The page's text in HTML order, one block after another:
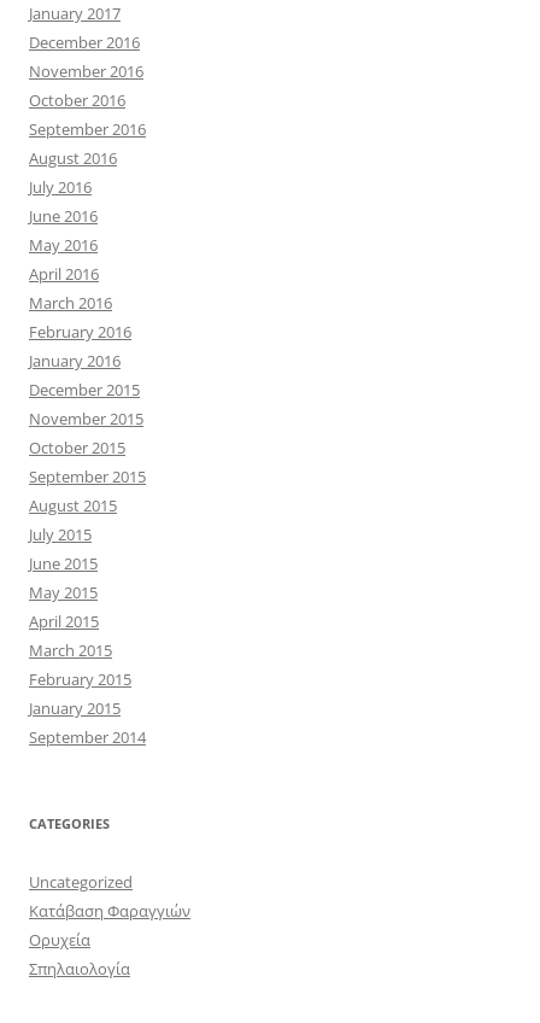
January 2017
December 2016
November 2016
October 2016
September 2016
August 2016
July 2016
June 2016
May 2016
April 2016
March 2016
February 2016
January 2016
December 2015
November 2015
October 2015
September 2015
August 2015
July 2015
June 2015
May 2015
April 2015
March 2015
February 2015
January 2015
September 2014
CATEGORIES
Uncategorized
Κατάβαση Φαραγγιών
Ορυχεία
Σπηλαιολογία